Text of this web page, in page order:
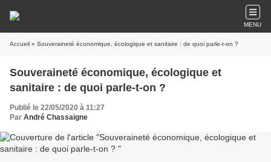
MENU
Accueil » Souveraineté économique, écologique et sanitaire : de quoi parle-t-on ?
Souveraineté économique, écologique et
sanitaire : de quoi parle-t-on ?
Publié le 22/05/2020 à 11:27
Par André Chassaigne